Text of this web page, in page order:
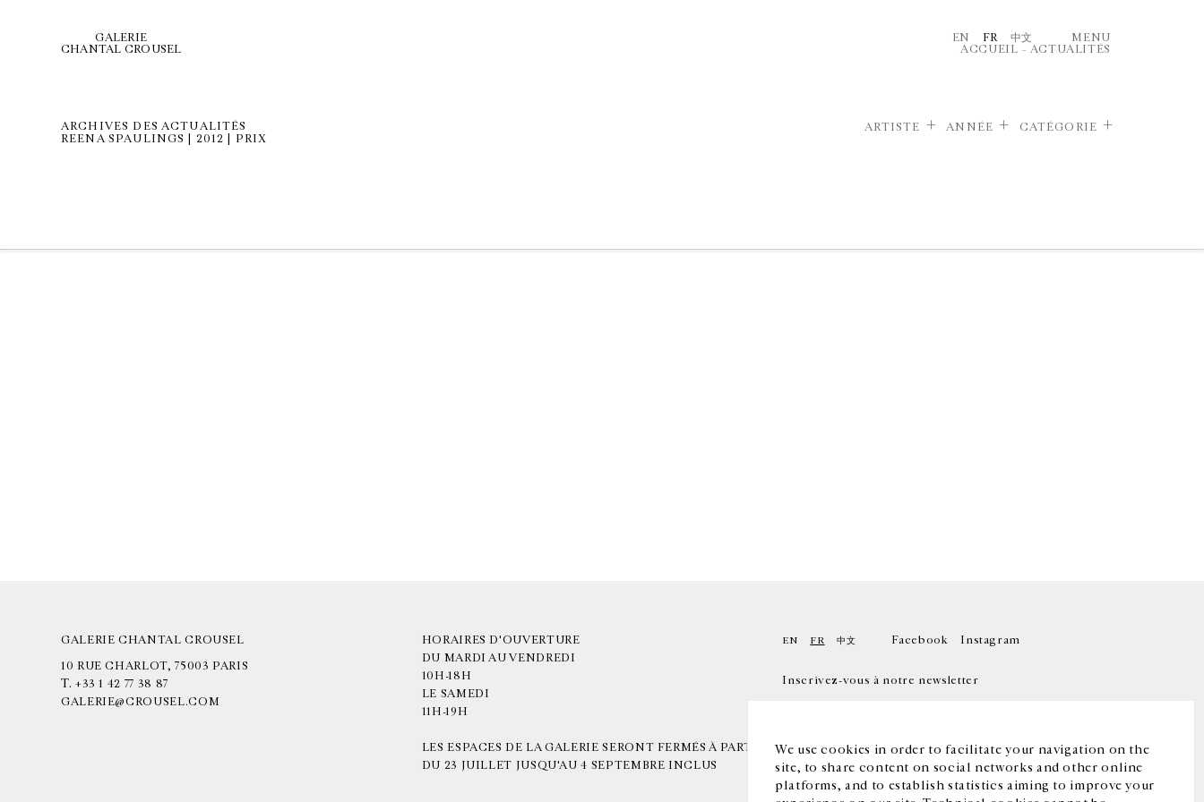
We use cookies in order to facilitate your navigation on the
site, to share content on social networks and other online
platforms, and to establish statistics aiming to improve your
GALERIE
CHANTAL CROUSEL
EN FR 中文
MENU
ACCUEIL – ACTUALITÉS
ARCHIVES DES ACTUALITÉS
REENA SPAULINGS | 2012 | PRIX
ARTISTE ANNÉE CATÉGORIE
GALERIE CHANTAL CROUSEL
10 RUE CHARLOT, 75003 PARIS
T. +33 1 42 77 38 87
GALERIE@CROUSEL.COM
HORAIRES D'OUVERTURE
DU MARDI AU VENDREDI
10H-18H
LE SAMEDI
11H-19H
LES ESPACES DE LA GALERIE SERONT FERMÉS À PARTIR
DU 23 JUILLET JUSQU'AU 4 SEPTEMBRE INCLUS
EN FR 中文 Facebook Instagram
Inscrivez-vous à notre newsletter